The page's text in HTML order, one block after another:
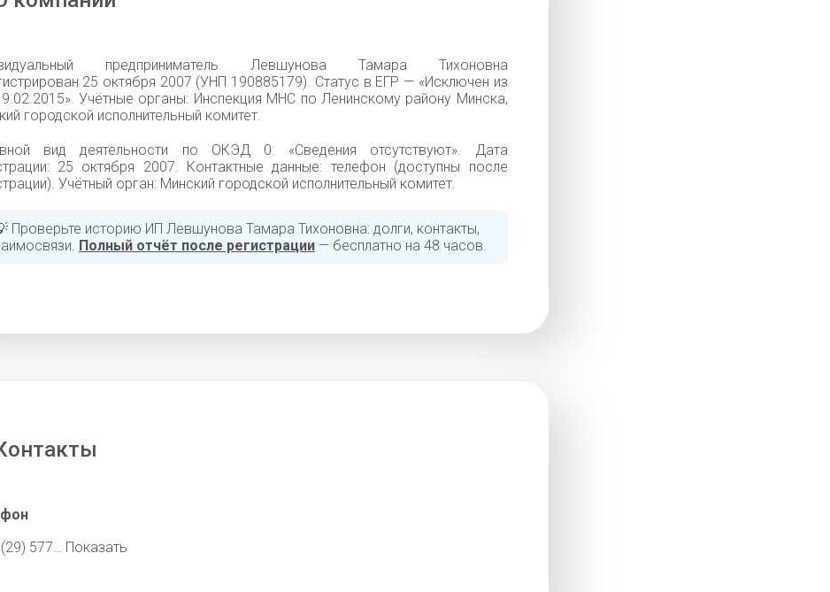
предприниматель Левшунова Тамара Тихоновна
25 октября 2007 (УНП 190885179). Статус в ЕГР — «Исключен из
Учётные органы: Инспекция МНС по Ленинскому району Минска,
городской исполнительный комитет.
вид деятельности по ОКЭД 0: «Сведения отсутствуют». Дата
25 октября 2007. Контактные данные: телефон (доступны после
Учётный орган: Минский городской исполнительный комитет.
Проверьте историю ИП Левшунова Тамара Тихоновна: долги, контакты,
Полный отчёт после регистрации — бесплатно на 48 часов.
577… Показать